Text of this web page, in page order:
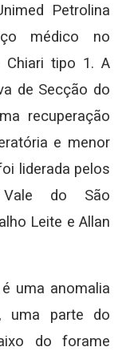
Petrolina
médico no
Chiari tipo 1. A
de Secção do
recuperação
e menor
liderada pelos
Vale do São
Leite e Allan
uma anomalia
uma parte do
do forame